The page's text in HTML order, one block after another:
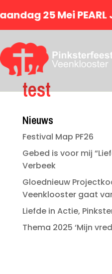
25 Mei
test
Nieuws
Festival Map PF26
Gebed is voor mij
Verbeek
Gloednieuw
Veenklooster gaat
Liefde in Actie,
Thema 2025 ‘Mijn